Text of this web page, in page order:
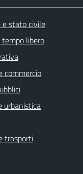
e stato civile
libero
commercio
urbanistica
trasporti